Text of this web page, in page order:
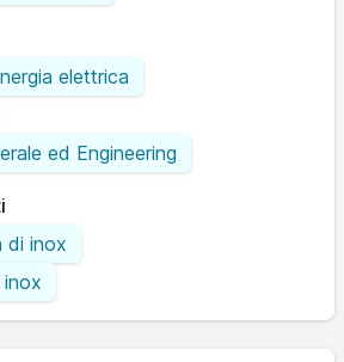
elettrica
ed Engineering
di inox
inox